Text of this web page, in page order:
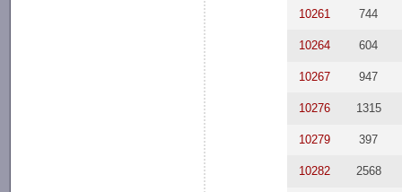
10261 744
10264 604
10267 947
10276 1315
10279 397
10282 2568